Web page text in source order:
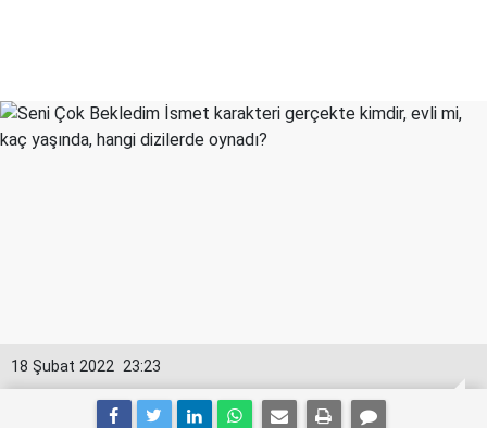
23:23
18 Şubat 2022